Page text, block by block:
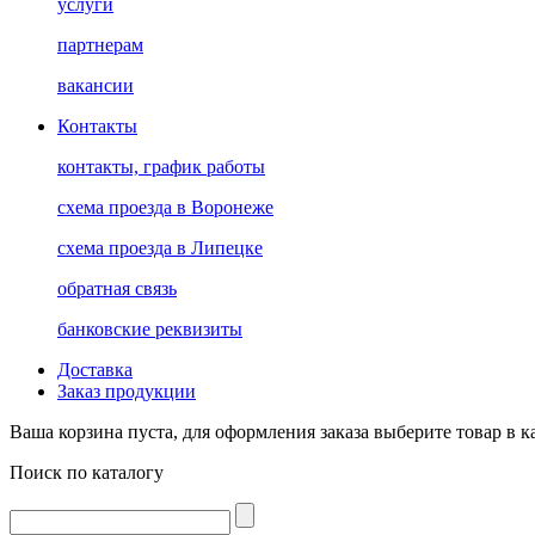
услуги
партнерам
вакансии
Контакты
контакты, график работы
схема проезда в Воронеже
схема проезда в Липецке
обратная связь
банковские реквизиты
Доставка
Заказ продукции
Ваша корзина пуста, для оформления заказа выберите товар в
Поиск по каталогу